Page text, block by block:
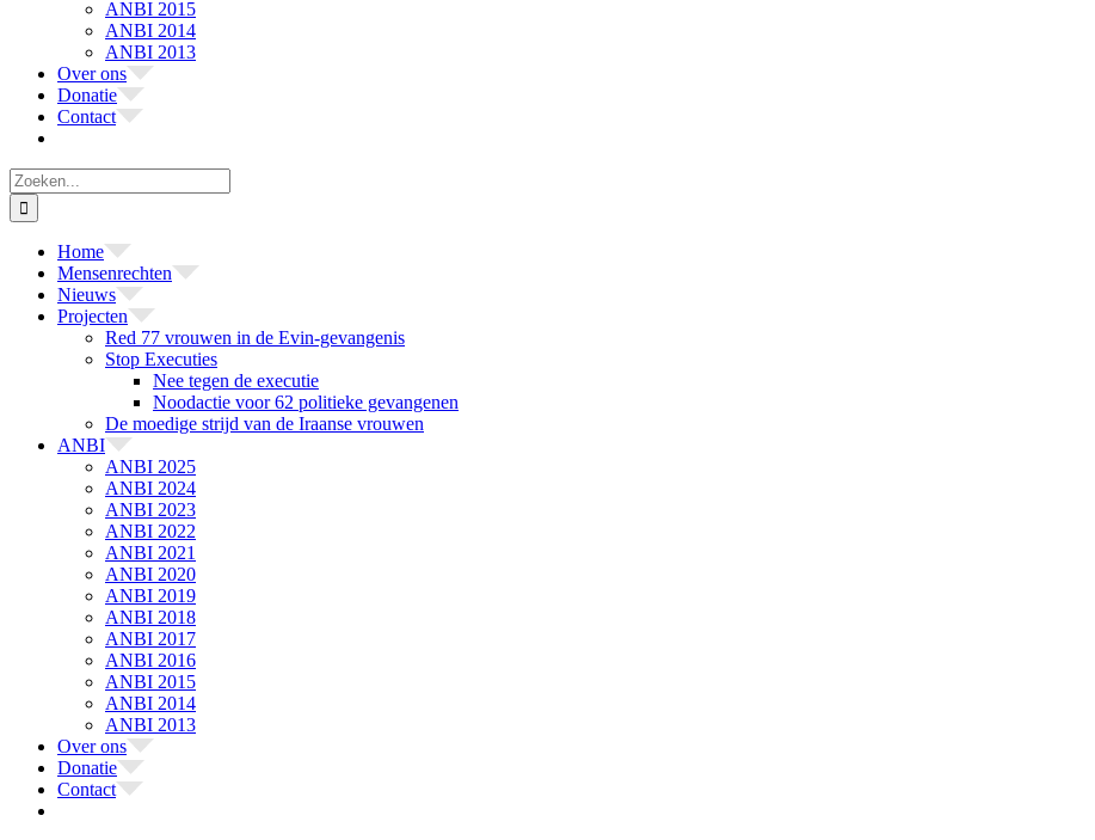
ANBI 2015
ANBI 2014
ANBI 2013
Over ons
Donatie
Contact
Zoeken
naar:
Home
Mensenrechten
Nieuws
Projecten
Red 77 vrouwen in de Evin-gevangenis
Stop Executies
Nee tegen de executie
Noodactie voor 62 politieke gevangenen
De moedige strijd van de Iraanse vrouwen
ANBI
ANBI 2025
ANBI 2024
ANBI 2023
ANBI 2022
ANBI 2021
ANBI 2020
ANBI 2019
ANBI 2018
ANBI 2017
ANBI 2016
ANBI 2015
ANBI 2014
ANBI 2013
Over ons
Donatie
Contact